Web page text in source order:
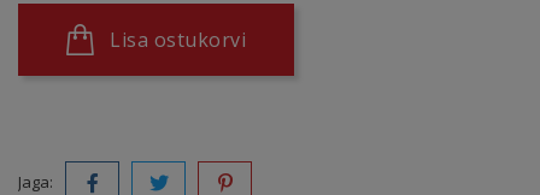
Lisa ostukorvi
Jaga: